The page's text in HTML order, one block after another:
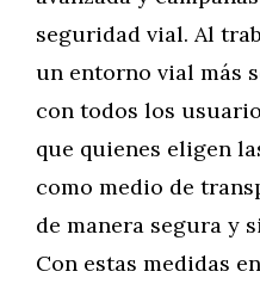
seguridad vial. Al
un entorno vial más
con todos los
que quienes eligen
como medio de
de manera segura y
Con estas medidas